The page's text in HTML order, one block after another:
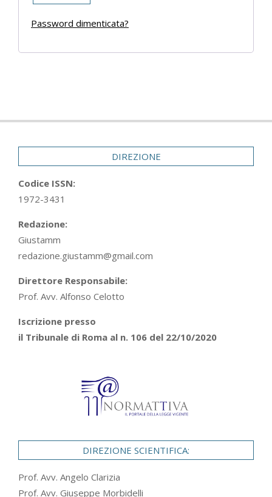
Password dimenticata?
05-
DIREZIONE
Codice ISSN:
1972-3431
Redazione:
Giustamm
redazione.giustamm@gmail.com
Direttore Responsabile:
Prof. Avv. Alfonso Celotto
Iscrizione presso
il Tribunale di Roma al n. 106 del 22/10/2020
DIREZIONE SCIENTIFICA:
Prof. Avv. Angelo Clarizia
Prof. Avv. Giuseppe Morbidelli